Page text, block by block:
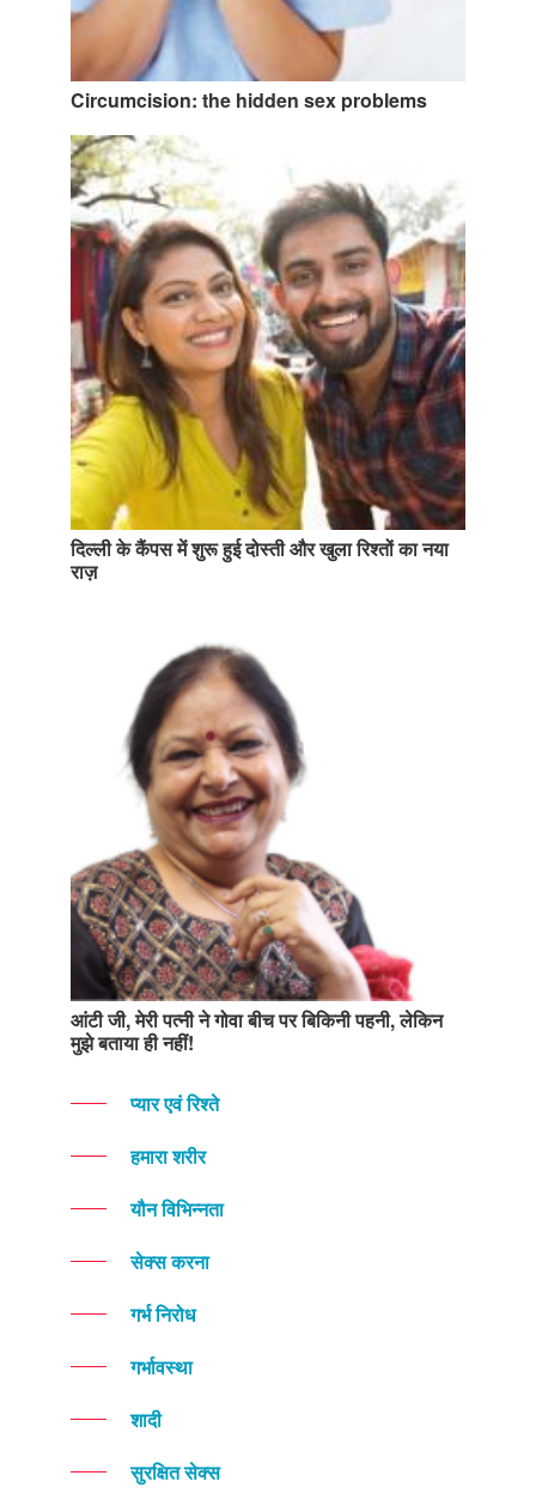
Circumcision: the hidden sex problems
दिल्ली के कैंपस में शुरू हुई दोस्ती और खुला रिश्तों का नया
राज़
आंटी जी, मेरी पत्नी ने गोवा बीच पर बिकिनी पहनी, लेकिन
मुझे बताया ही नहीं!
प्यार एवं रिश्ते
हमारा शरीर
यौन विभिन्नता
सेक्स करना
गर्भ निरोध
गर्भावस्था
शादी
सुरक्षित सेक्स